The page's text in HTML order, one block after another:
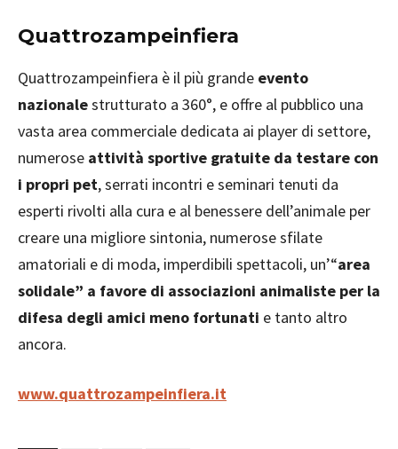
Quattrozampeinfiera
Quattrozampeinfiera è il più grande evento
nazionalestrutturato a 360°, e offre al pubblico una
vasta area commerciale dedicata ai player di settore,
numerose attività sportive gratuite da testare con
i propri pet, serrati incontri e seminari tenuti da
esperti rivolti alla cura e al benessere dell’animale per
creare una migliore sintonia, numerose sfilate
amatoriali e di moda, imperdibili spettacoli, un’“area
solidale” a favore di associazioni animaliste per la
difesa degli amici meno fortunati e tanto altro
ancora.
www.quattrozampeinfiera.it